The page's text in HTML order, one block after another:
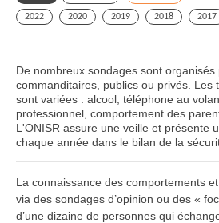
2022 2020 2019 2018 2017
De nombreux sondages sont organisés
commanditaires, publics ou privés. Les
sont variées : alcool, téléphone au
professionnel, comportement des
L'ONISR assure une veille et présente
chaque année dans le bilan de la
La connaissance des comportements
via des sondages d’opinion ou des «
d’une dizaine de personnes qui